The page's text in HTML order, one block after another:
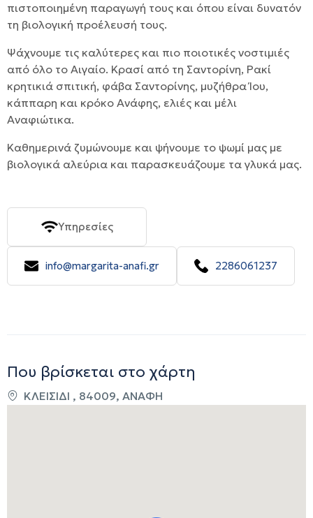
πιστοποιημένη παραγωγή τους και όπου είναι δυνατόν
τη βιολογική προέλευσή τους.
Ψάχνουμε τις καλύτερες και πιο ποιοτικές νοστιμιές
από όλο το Αιγαίο. Κρασί από τη Σαντορίνη, Ρακί
κρητικιά σπιτική, φάβα Σαντορίνης, μυζήθρα Ίου,
κάππαρη και κρόκο Ανάφης, ελιές και μέλι
Αναφιώτικα.
Καθημερινά ζυμώνουμε και ψήνουμε το ψωμί μας με
βιολογικά αλεύρια και παρασκευάζουμε τα γλυκά μας.
Υπηρεσίες
info@margarita-anafi.gr 2286061237
Που βρίσκεται στο χάρτη
ΚΛΕΙΣΙΔΙ , 84009, ΑΝΑΦΗ